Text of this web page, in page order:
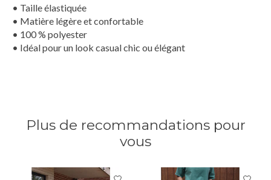
• Taille élastiquée
• Matière légère et confortable
• 100 % polyester
• Idéal pour un look casual chic ou élégant
Plus de recommandations pour
vous
Articles du carrousel de produits